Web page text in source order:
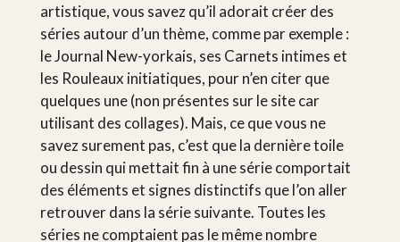
artistique, vous savez qu’il adorait créer des
séries autour d’un thème, comme par exemple :
le Journal New-yorkais, ses Carnets intimes et
les Rouleaux initiatiques, pour n’en citer que
quelques une (non présentes sur le site car
utilisant des collages). Mais, ce que vous ne
savez surement pas, c’est que la dernière toile
ou dessin qui mettait fin à une série comportait
des éléments et signes distinctifs que l’on aller
retrouver dans la série suivante. Toutes les
séries ne comptaient pas le même nombre